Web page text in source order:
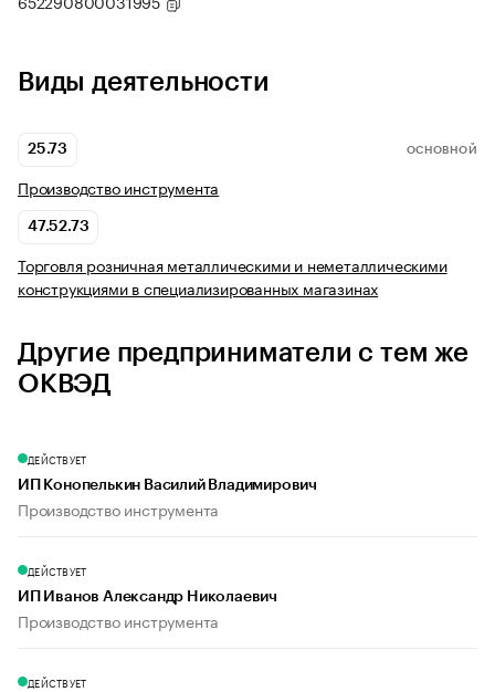
Виды деятельности
25.73 ОСНОВНОЙ
Производство инструмента
47.52.73
Торговля розничная металлическими и неметаллическими
конструкциями в специализированных магазинах
Другие предприниматели с тем же
ОКВЭД
ДЕЙСТВУЕТ
ИП Конопелькин Василий Владимирович
Производство инструмента
ДЕЙСТВУЕТ
ИП Иванов Александр Николаевич
Производство инструмента
ДЕЙСТВУЕТ